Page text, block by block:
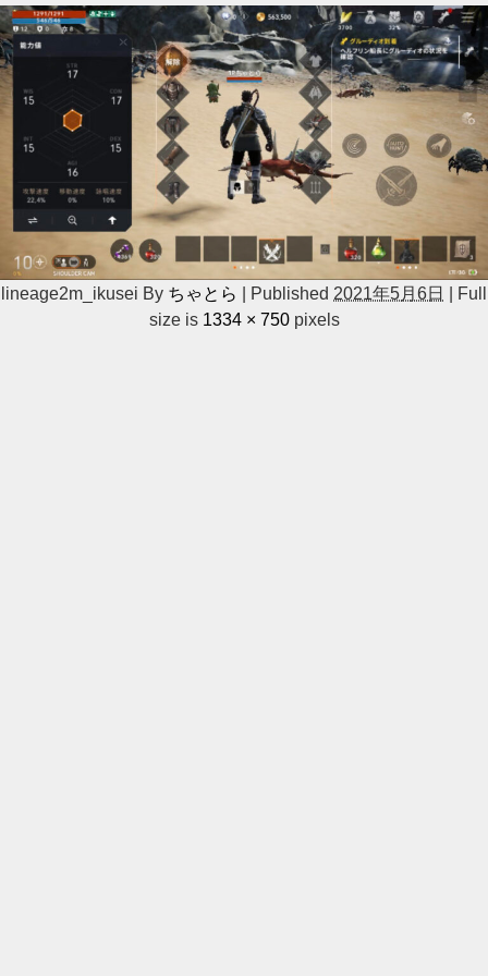
lineage2m_ikusei By ちゃとら Published 2021年5月6日
Full
size is 1334 × 750pixels